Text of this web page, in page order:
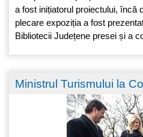
a fost inițiatorul proiectului, încă
plecare expoziția a fost
Bibliotecii Județene presei și a
Ministrul Turismului la